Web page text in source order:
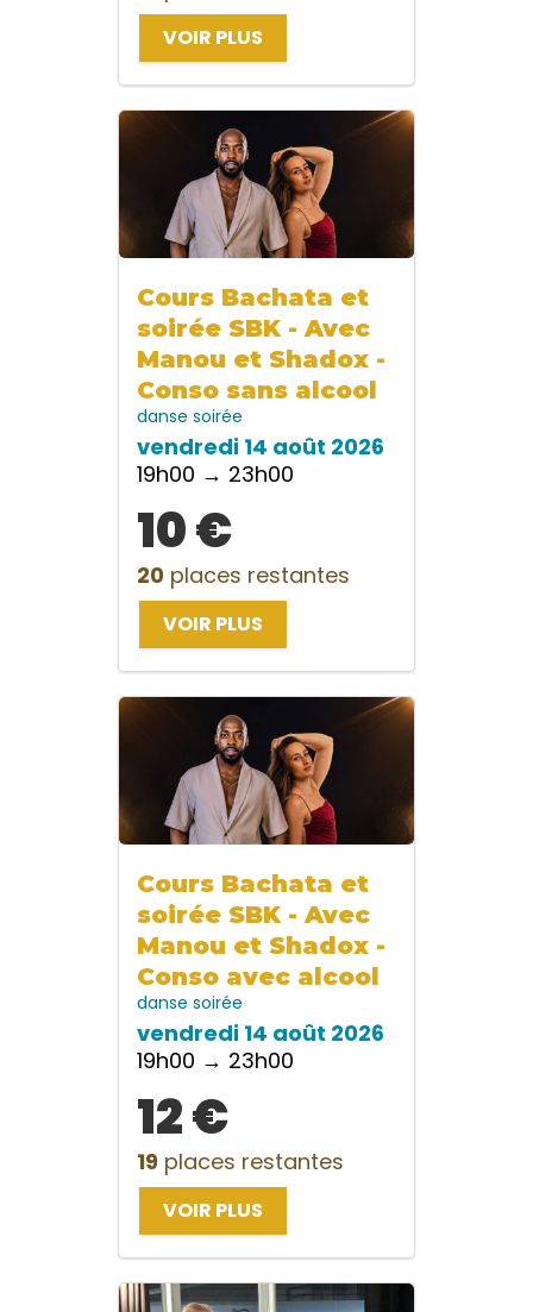
VOIR PLUS
Cours Bachata et
soirée SBK - Avec
Manou et Shadox -
Conso sans alcool
danse soirée
vendredi 14 août 2026
19h00 → 23h00
10 €
20 places restantes
VOIR PLUS
Cours Bachata et
soirée SBK - Avec
Manou et Shadox -
Conso avec alcool
danse soirée
vendredi 14 août 2026
19h00 → 23h00
12 €
19 places restantes
VOIR PLUS